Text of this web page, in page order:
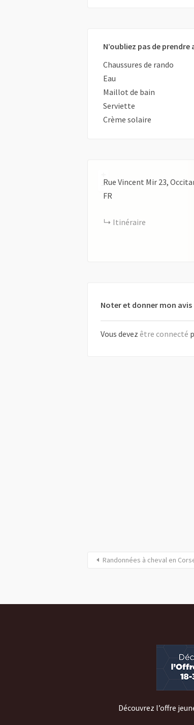
N’oubliez pas de prendre
Chaussures de rando
Eau
Maillot de bain
Serviette
Crème solaire
−
Rue Vincent Mir 23
FR
Itinéraire
Noter et donner mon avis
Vous devez être connecté
Randonnées à cheval en
Découvrez l’offre